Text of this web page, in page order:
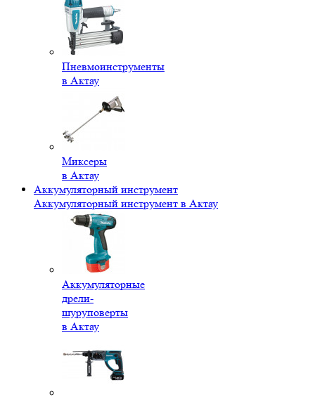
Пневмоинструменты
в Актау
Миксеры
в Актау
Аккумуляторный инструмент
Аккумуляторный инструмент в Актау
Аккумуляторные
дрели-
шуруповерты
в Актау